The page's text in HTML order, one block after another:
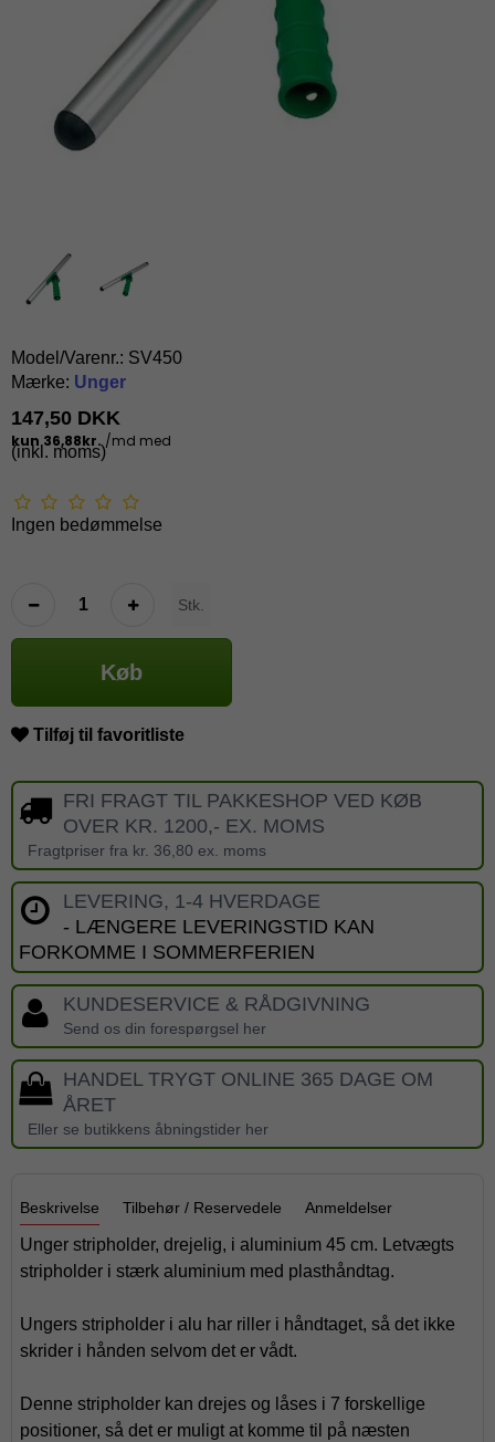
Model/Varenr.: SV450
Mærke: Unger
147,50 DKK
(inkl. moms)
Ingen bedømmelse
Stk.
Køb
Tilføj til favoritliste
FRI FRAGT TIL PAKKESHOP VED KØB
OVER KR. 1200,- EX. MOMS
Fragtpriser fra kr. 36,80 ex. moms
LEVERING, 1-4 HVERDAGE
- LÆNGERE LEVERINGSTID KAN
FORKOMME I SOMMERFERIEN
KUNDESERVICE & RÅDGIVNING
Send os din forespørgsel her
HANDEL TRYGT ONLINE 365 DAGE OM
ÅRET
Eller se butikkens åbningstider her
Beskrivelse Tilbehør / Reservedele Anmeldelser
Unger stripholder, drejelig, i aluminium 45 cm. Letvægts
stripholder i stærk aluminium med plasthåndtag.
Ungers stripholder i alu har riller i håndtaget, så det ikke
skrider i hånden selvom det er vådt.
Denne stripholder kan drejes og låses i 7 forskellige
positioner, så det er muligt at komme til på næsten